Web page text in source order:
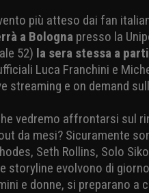
più atteso dai fan
a Bologna presso la
52) la sera stessa a
Luca Franchini e
streaming e on demand
vedremo affrontarsi sul
da mesi? Sicuramente
Seth Rollins, Solo
storyline evolvono di
e donne, si preparano a